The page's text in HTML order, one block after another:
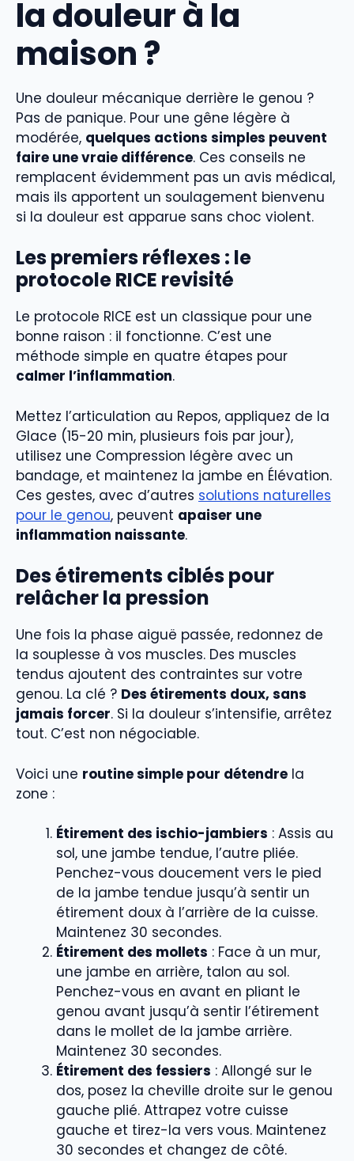
la douleur à la
maison ?
Une douleur mécanique derrière le genou ?
Pas de panique. Pour une gêne légère à
modérée, quelques actions simples peuvent
faire une vraie différence. Ces conseils ne
remplacent évidemment pas un avis médical,
mais ils apportent un soulagement bienvenu
si la douleur est apparue sans choc violent.
Les premiers réflexes : le
protocole RICE revisité
Le protocole RICE est un classique pour une
bonne raison : il fonctionne. C’est une
méthode simple en quatre étapes pour
calmer l’inflammation.
Mettez l’articulation au Repos, appliquez de la
Glace (15-20 min, plusieurs fois par jour),
utilisez une Compression légère avec un
bandage, et maintenez la jambe en Élévation.
Ces gestes, avec d’autres solutions naturelles
pour le genou, peuvent apaiser une
inflammation naissante.
Des étirements ciblés pour
relâcher la pression
Une fois la phase aiguë passée, redonnez de
la souplesse à vos muscles. Des muscles
tendus ajoutent des contraintes sur votre
genou. La clé ? Des étirements doux, sans
jamais forcer. Si la douleur s’intensifie, arrêtez
tout. C’est non négociable.
Voici une routine simple pour détendre la
zone :
Étirement des ischio-jambiers : Assis au
sol, une jambe tendue, l’autre pliée.
Penchez-vous doucement vers le pied
de la jambe tendue jusqu’à sentir un
étirement doux à l’arrière de la cuisse.
Maintenez 30 secondes.
Étirement des mollets : Face à un mur,
une jambe en arrière, talon au sol.
Penchez-vous en avant en pliant le
genou avant jusqu’à sentir l’étirement
dans le mollet de la jambe arrière.
Maintenez 30 secondes.
Étirement des fessiers : Allongé sur le
dos, posez la cheville droite sur le genou
gauche plié. Attrapez votre cuisse
gauche et tirez-la vers vous. Maintenez
30 secondes et changez de côté.